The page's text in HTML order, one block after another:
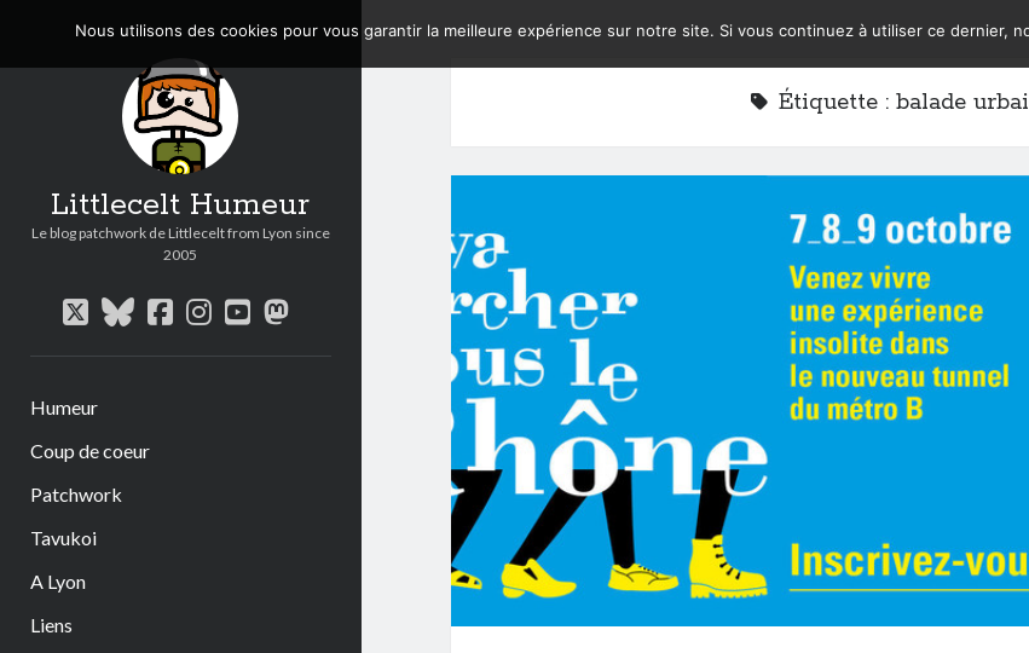
Littlecelt Humeur
Le blog patchwork de Littlecelt from Lyon since
2005
twitterbluesky
facebook
instagram
youtube
mastodon
Humeur
Coup de coeur
Patchwork
Tavukoi
A Lyon
Liens
Étiquette : balade
Nous utilisons des cookies pour vous garantir la meilleure expérience sur notre site. Si vous continuez à utiliser ce dernier,